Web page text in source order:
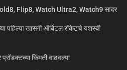
Flip8, Watch Ultra2, Watch9 सादर
पहिल्या खासगी ऑर्बिटल रॉकेटचे यशस्वी
किंमती वाढवल्या